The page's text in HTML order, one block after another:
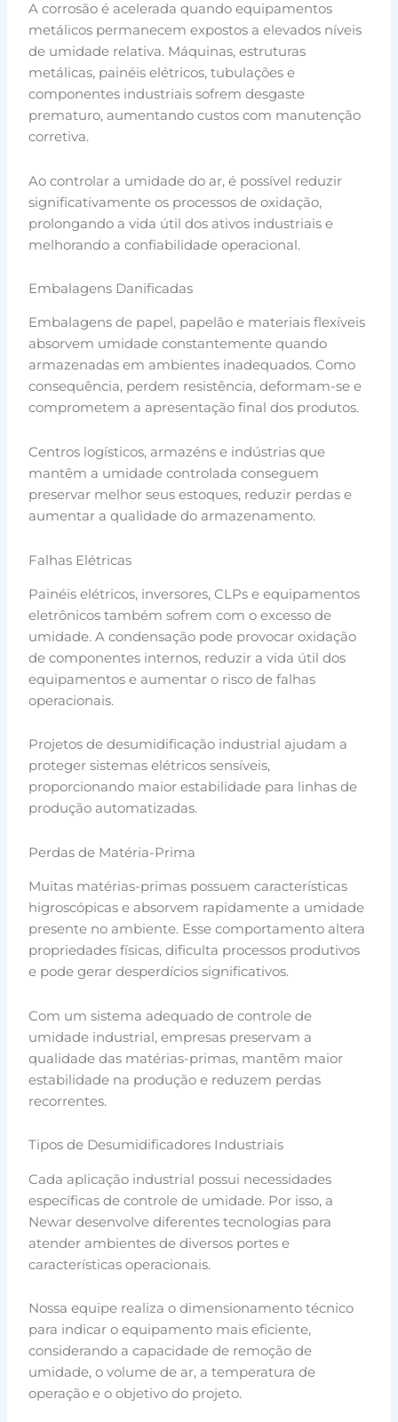
A corrosão é acelerada quando equipamentos
metálicos permanecem expostos a elevados níveis
de umidade relativa. Máquinas, estruturas
metálicas, painéis elétricos, tubulações e
componentes industriais sofrem desgaste
prematuro, aumentando custos com manutenção
corretiva.
Ao controlar a umidade do ar, é possível reduzir
significativamente os processos de oxidação,
prolongando a vida útil dos ativos industriais e
melhorando a confiabilidade operacional.
Embalagens Danificadas
Embalagens de papel, papelão e materiais flexíveis
absorvem umidade constantemente quando
armazenadas em ambientes inadequados. Como
consequência, perdem resistência, deformam-se e
comprometem a apresentação final dos produtos.
Centros logísticos, armazéns e indústrias que
mantêm a umidade controlada conseguem
preservar melhor seus estoques, reduzir perdas e
aumentar a qualidade do armazenamento.
Falhas Elétricas
Painéis elétricos, inversores, CLPs e equipamentos
eletrônicos também sofrem com o excesso de
umidade. A condensação pode provocar oxidação
de componentes internos, reduzir a vida útil dos
equipamentos e aumentar o risco de falhas
operacionais.
Projetos de desumidificação industrial ajudam a
proteger sistemas elétricos sensíveis,
proporcionando maior estabilidade para linhas de
produção automatizadas.
Perdas de Matéria-Prima
Muitas matérias-primas possuem características
higroscópicas e absorvem rapidamente a umidade
presente no ambiente. Esse comportamento altera
propriedades físicas, dificulta processos produtivos
e pode gerar desperdícios significativos.
Com um sistema adequado de controle de
umidade industrial, empresas preservam a
qualidade das matérias-primas, mantêm maior
estabilidade na produção e reduzem perdas
recorrentes.
Tipos de Desumidificadores Industriais
Cada aplicação industrial possui necessidades
específicas de controle de umidade. Por isso, a
Newar desenvolve diferentes tecnologias para
atender ambientes de diversos portes e
características operacionais.
Nossa equipe realiza o dimensionamento técnico
para indicar o equipamento mais eficiente,
considerando a capacidade de remoção de
umidade, o volume de ar, a temperatura de
operação e o objetivo do projeto.